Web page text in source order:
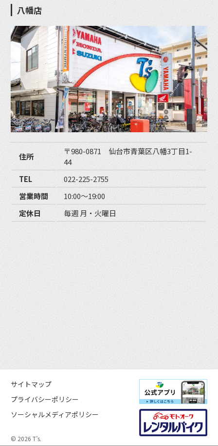
八幡店
住所
〒980-0871 仙台市青葉区八幡3丁目1-
44
TEL
022-225-2755
営業時間
10:00〜19:00
定休日
毎週 月・火曜日
サイトマップ
プライバシーポリシー
ソーシャルメディアポリシー
© 2026 T’s.